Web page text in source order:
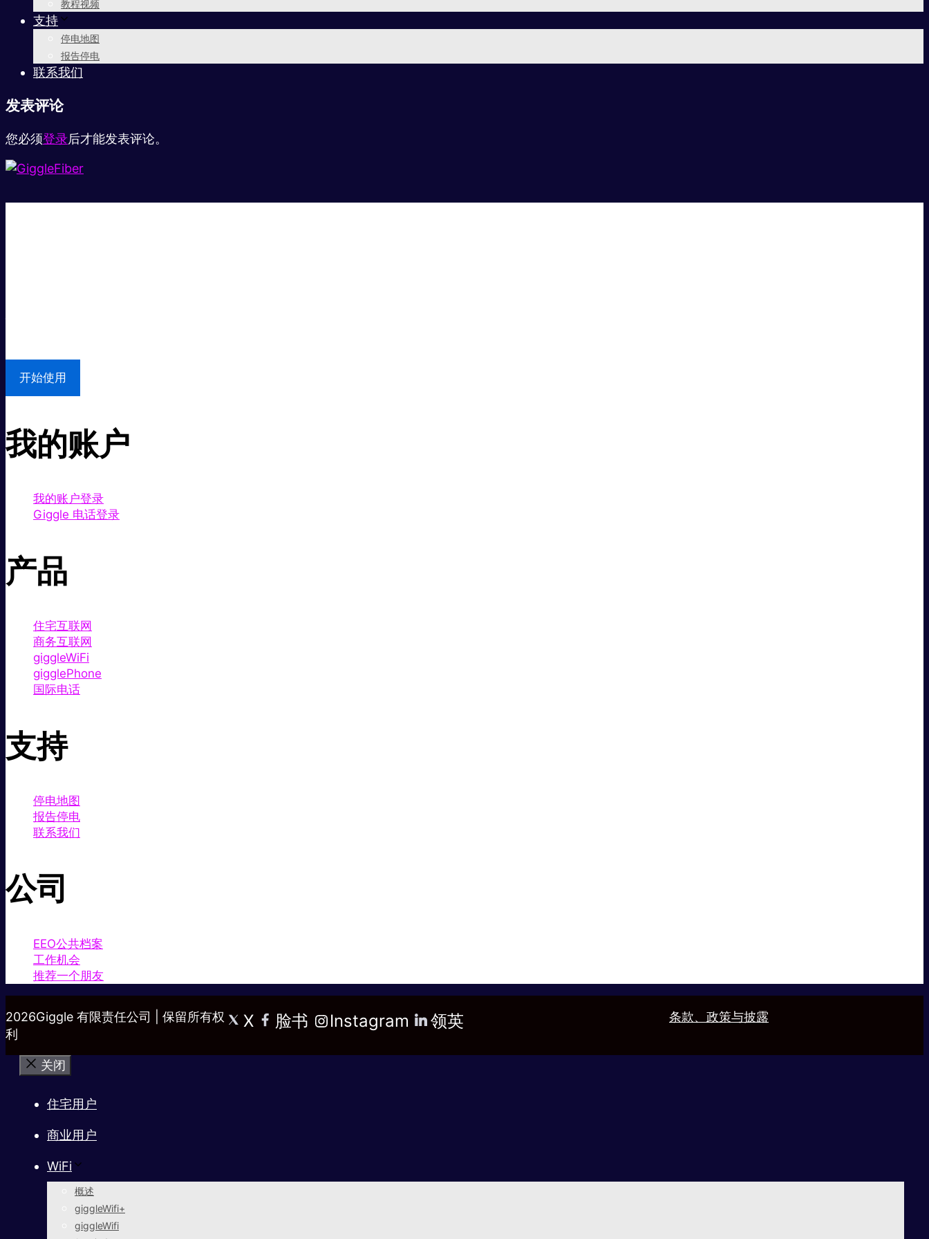
教程视频
支持
停电地图
报告停电
联系我们
发表评论
您必须登录后才能发表评论。
开始使用
我的账户
我的账户登录
Giggle 电话登录
产品
住宅互联网
商务互联网
giggleWiFi
gigglePhone
国际电话
支持
停电地图
报告停电
联系我们
公司
EEO公共档案
工作机会
推荐一个朋友
2026Giggle 有限责任公司 | 保留所有权
利
X 脸书 Instagram 领英 条款、政策与披露
关闭
住宅用户
商业用户
WiFi
概述
giggleWifi+
giggleWifi